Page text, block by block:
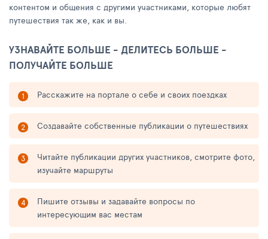
контентом и общения с другими участниками, которые любят
путешествия так же, как и вы.
УЗНАВАЙТЕ БОЛЬШЕ - ДЕЛИТЕСЬ БОЛЬШЕ -
ПОЛУЧАЙТЕ БОЛЬШЕ
Расскажите на портале о себе и своих поездках
Создавайте собственные публикации о путешествиях
Читайте публикации других участников, смотрите фото,
изучайте маршруты
Пишите отзывы и задавайте вопросы по
интересующим вас местам